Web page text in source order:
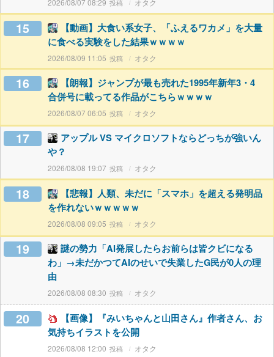
2026/08/07 08:29 オタク
15
【動画】大食い系女子、「ふえるワカメ」を大量
に食べる実験をした結果ｗｗｗｗ
2026/08/09 11:05 オタク
16
【朗報】ジャンプが最も売れた1995年新年3・4
合併号に載ってる作品がこちらｗｗｗｗ
2026/08/07 06:05 オタク
17
アップル VS マイクロソフトならどっちが強いん
や？
2026/08/08 19:07 オタク
18
【悲報】人類、未だに「スマホ」を超える発明品
を作れないｗｗｗｗｗ
2026/08/08 09:05 オタク
19
謎の勢力「AI発展したらお前らは皆クビになる
わ」→未だかつてAIのせいで失業したG民が0人の理
由
2026/08/08 08:30 オタク
20
【画像】『みいちゃんと山田さん』作者さん、お
気持ちイラストを公開
2026/08/08 12:00 オタク